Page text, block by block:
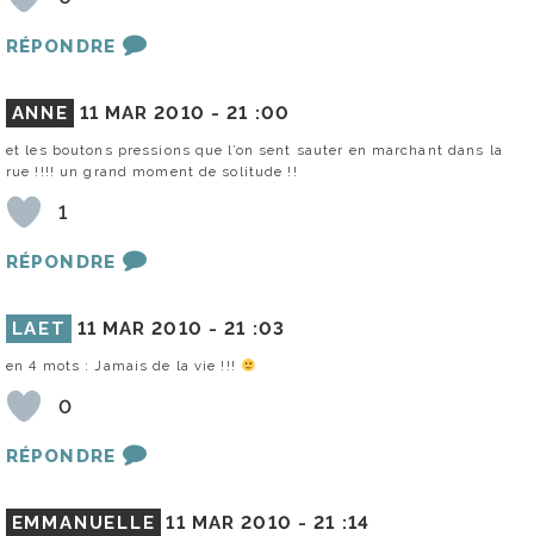
RÉPONDRE
ANNE 11 MAR 2010 -21 :00
et les boutons pressions que l’on sent sauter en marchant dans la
rue !!!! un grand moment de solitude !!
1
RÉPONDRE
LAET 11 MAR 2010 -21 :03
en 4 mots : Jamais de la vie !!!
0
RÉPONDRE
EMMANUELLE 11 MAR 2010 -21 :14